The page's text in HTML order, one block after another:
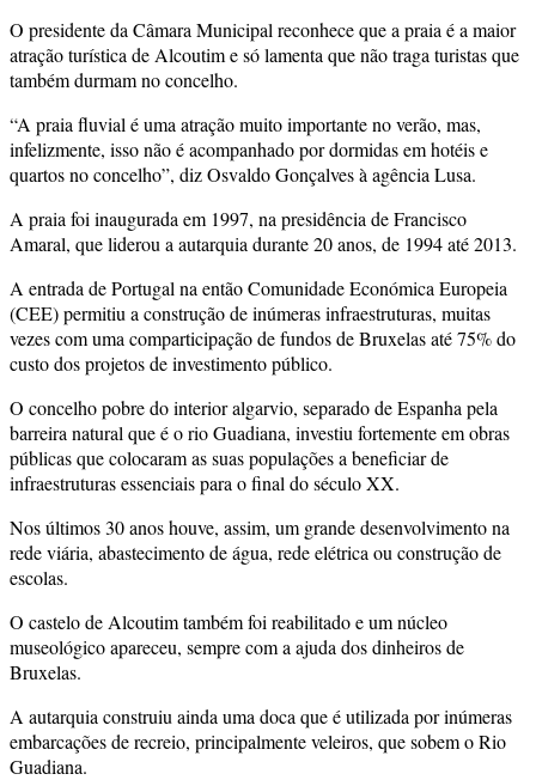
O presidente da Câmara Municipal reconhece que a praia é a maior
atração turística de Alcoutim e só lamenta que não traga turistas que
também durmam no concelho.
“A praia fluvial é uma atração muito importante no verão, mas,
infelizmente, isso não é acompanhado por dormidas em hotéis e
quartos no concelho”, diz Osvaldo Gonçalves à agência Lusa.
A praia foi inaugurada em 1997, na presidência de Francisco
Amaral, que liderou a autarquia durante 20 anos, de 1994 até 2013.
A entrada de Portugal na então Comunidade Económica Europeia
(CEE) permitiu a construção de inúmeras infraestruturas, muitas
vezes com uma comparticipação de fundos de Bruxelas até 75% do
custo dos projetos de investimento público.
O concelho pobre do interior algarvio, separado de Espanha pela
barreira natural que é o rio Guadiana, investiu fortemente em obras
públicas que colocaram as suas populações a beneficiar de
infraestruturas essenciais para o final do século XX.
Nos últimos 30 anos houve, assim, um grande desenvolvimento na
rede viária, abastecimento de água, rede elétrica ou construção de
escolas.
O castelo de Alcoutim também foi reabilitado e um núcleo
museológico apareceu, sempre com a ajuda dos dinheiros de
Bruxelas.
A autarquia construiu ainda uma doca que é utilizada por inúmeras
embarcações de recreio, principalmente veleiros, que sobem o Rio
Guadiana.